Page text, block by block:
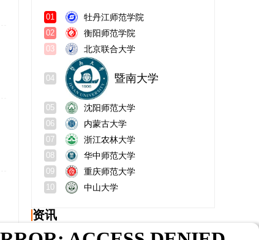
01 牡丹江师范学院
02 衡阳师范学院
03 北京联合大学
04 暨南大学
05 沈阳师范大学
06 内蒙古大学
07 浙江农林大学
08 华中师范大学
09 重庆师范大学
10 中山大学
资讯